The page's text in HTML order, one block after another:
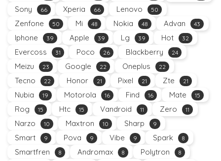
Sony 66 Xperia 66 Lenovo 50
Zenfone 50 Mi 48 Nokia 48 Advan 43
Iphone 39 Apple 39 Lg 39 Hot 32
Evercoss 31 Poco 26 Blackberry 24
Meizu 23 Google 22 Oneplus 22
Tecno 22 Honor 21 Pixel 21 Zte 21
Nubia 19 Motorola 16 Find 16 Mate 15
Rog 15 Htc 15 Vandroid 11 Zero 11
Narzo 10 Maxtron 10 Sharp 9
Smart 9 Pova 9 Vibe 9 Spark 8
Smartfren 8 Andromax 8 Polytron 8